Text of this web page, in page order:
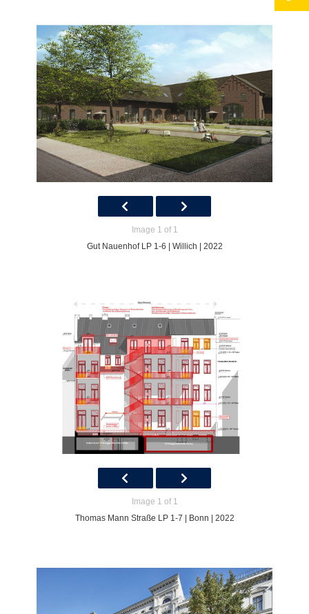
Image 1 of 1
Gut Nauenhof LP 1-6 | Willich | 2022
Image 1 of 1
Thomas Mann Straße LP 1-7 | Bonn | 2022